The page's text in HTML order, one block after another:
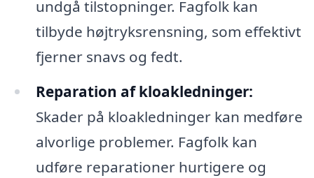
undgå tilstopninger. Fagfolk kan
tilbyde højtryksrensning, som effektivt
fjerner snavs og fedt.
Reparation af kloakledninger:
Skader på kloakledninger kan medføre
alvorlige problemer. Fagfolk kan
udføre reparationer hurtigere og